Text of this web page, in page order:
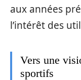
aux années
l’intérêt des
Vers une
sportifs